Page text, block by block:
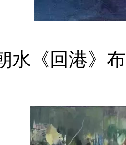
水《回港》